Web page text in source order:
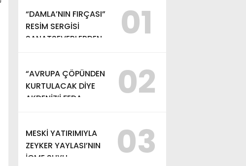
“DAMLA’NIN FIRÇASI”
RESİM SERGİSİ
SANATSEVERLERDEN
01
“AVRUPA ÇÖPÜNDEN
KURTULACAK DİYE
AKDENİZ’İ FEDA
02
MESKİ YATIRIMIYLA
ZEYKER YAYLASI’NIN
İÇME SUYU
03